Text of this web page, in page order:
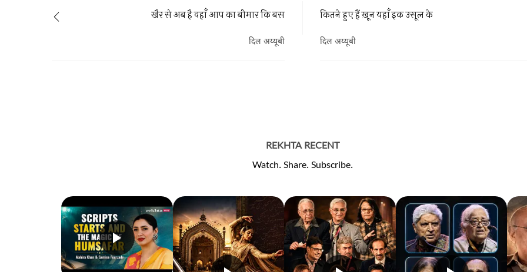
कितने हुए हैं ख़ून यहाँ इक उसूल के
दिल अय्यूबी
ख़ैर से अब है वहाँ आप का बीमार कि बस
दिल अय्यूबी
REKHTA RECENT
Watch. Share. Subscribe.